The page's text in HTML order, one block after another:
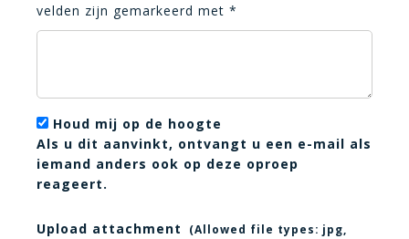
velden zijn gemarkeerd met *
Houd mij op de hoogte
Als u dit aanvinkt, ontvangt u een e-mail als
iemand anders ook op deze oproep
reageert.
Upload attachment (Allowed file types: jpg,